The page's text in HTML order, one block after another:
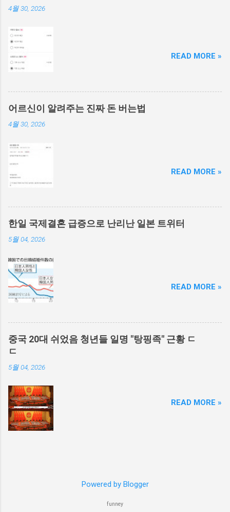
4월 30, 2026
READ MORE »
어르신이 알려주는 진짜 돈 버는법
4월 30, 2026
READ MORE »
한일 국제결혼 급증으로 난리난 일본 트위터
5월 04, 2026
READ MORE »
중국 20대 쉬었음 청년들 일명 "탕핑족" 근황 ㄷ
ㄷ
5월 04, 2026
READ MORE »
Powered by Blogger
funney